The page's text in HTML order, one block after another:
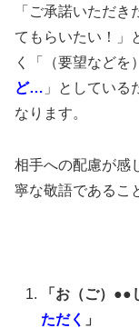
「ご承諾いただ
てもらいたい！」
く「（要望などを
ど… 」としている
なります。
相手への配慮が感
寧な敬語であるこ
「お（ご）●●
ただく
」